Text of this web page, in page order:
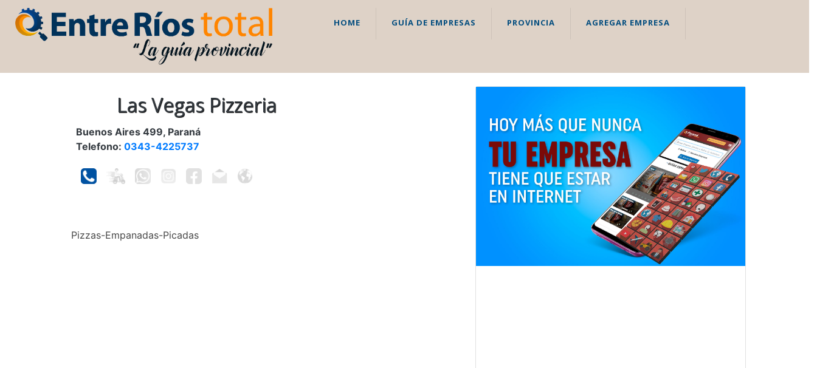
HOME GUÍA DE EMPRESAS PROVINCIA AGREGAR EMPRESA
Las Vegas Pizzeria
Buenos Aires 499, Paraná
Telefono: 0343-4225737
Pizzas-Empanadas-Picadas